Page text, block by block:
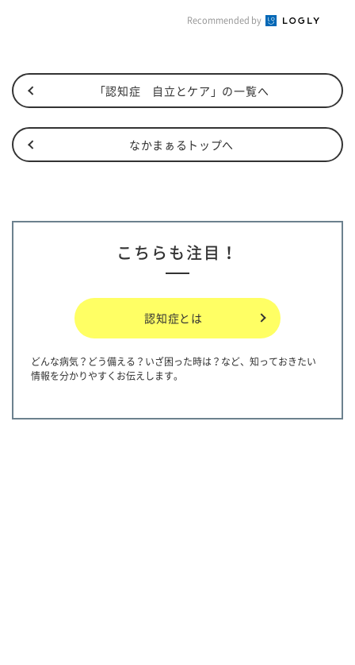
Recommended by
「認知症 自立とケア」の一覧へ
なかまぁるトップへ
こちらも注目！
認知症とは
どんな病気？どう備える？いざ困った時は？など、知っておきたい
情報を分かりやすくお伝えします。